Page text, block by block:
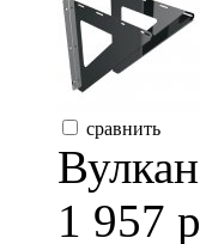
сравнить
1 957